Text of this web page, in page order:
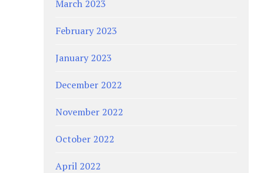
March 2023
February 2023
January 2023
December 2022
November 2022
October 2022
April 2022